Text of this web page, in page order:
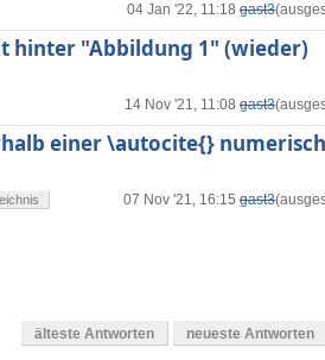
04 Jan '22, 11:18 gast3
hinter "Abbildung 1" (wieder)
14 Nov '21, 11:08 gast3
einer \autocite{} numerisch
07 Nov '21, 16:15 gast3
älteste Antworten neueste Antworten